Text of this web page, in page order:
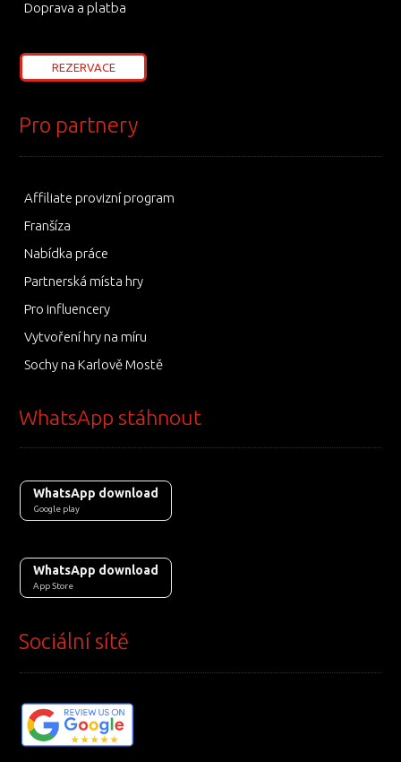
Doprava a platba
REZERVACE
Pro partnery
Affiliate provizní program
Franšíza
Nabídka práce
Partnerská místa hry
Pro influencery
Vytvoření hry na míru
Sochy na Karlově Mostě
WhatsApp stáhnout
WhatsApp download
Google play
WhatsApp download
App Store
Sociální sítě